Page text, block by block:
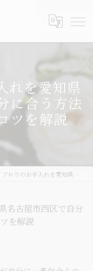
れを愛知県
に合う方法
ツを解説
のお手入れを愛知県名古屋市西区で自分に合う方法とサロン選びのコツを解説
名古屋市西区で自分
を解説